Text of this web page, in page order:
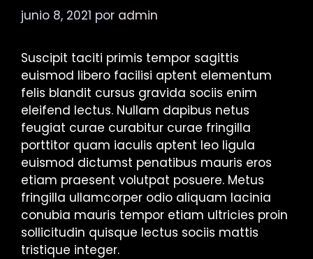
junio 8, 2021 por admin
Suscipit taciti primis tempor sagittis
euismod libero facilisi aptent elementum
felis blandit cursus gravida sociis enim
eleifend lectus. Nullam dapibus netus
feugiat curae curabitur curae fringilla
porttitor quam iaculis aptent leo ligula
euismod dictumst penatibus mauris eros
etiam praesent volutpat posuere. Metus
fringilla ullamcorper odio aliquam lacinia
conubia mauris tempor etiam ultricies proin
sollicitudin quisque lectus sociis mattis
tristique integer.